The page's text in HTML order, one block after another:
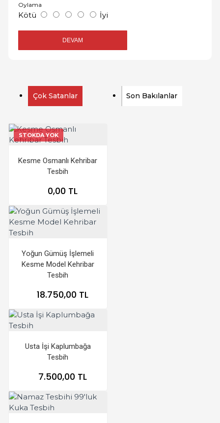
Oylama
Kötü İyi
DEVAM
Çok Satanlar Son Bakılanlar
STOKDA YOK
Kesme Osmanlı Kehribar
Tesbih
0,00 TL
Yoğun Gümüş İşlemeli
Kesme Model Kehribar
Tesbih
18.750,00 TL
Usta İşi Kaplumbağa
Tesbih
7.500,00 TL